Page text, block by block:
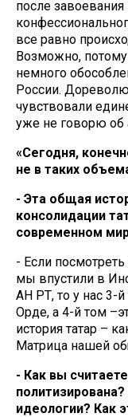
после завоевания
все равно
Возможно,
немного
России.
чувствовали
уже не говорю об
«Сегодня,
не в таких
- Эта общая
консолидации
современном
- Если
мы впустили в
АН РТ, то у нас 3-
Орде, а 4-й том
история татар –
Матрица нашей
- Как вы
идеологии? Как